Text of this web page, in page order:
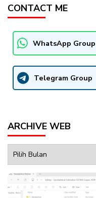
CONTACT ME
WhatsApp Group
Telegram Group
ARCHIVE WEB
Web